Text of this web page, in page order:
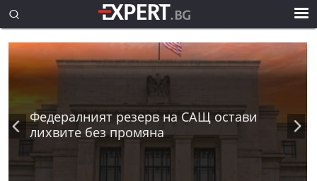
Федералният резерв на САЩ остави
лихвите без промяна